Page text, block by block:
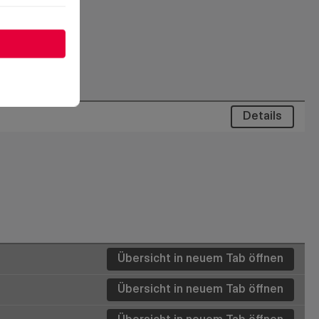
Details
Übersicht in neuem Tab öffnen
Details
Übersicht in neuem Tab öffnen